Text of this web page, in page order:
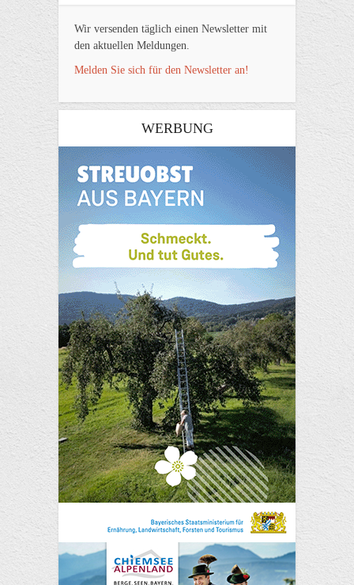
Wir versenden täglich einen Newsletter mit
den aktuellen Meldungen.
Melden Sie sich für den Newsletter an!
WERBUNG